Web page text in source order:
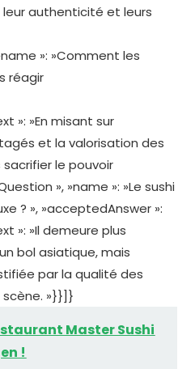
authenticité et leurs
»: »Comment les
réagir
»: »En misant sur
et la valorisation des
le pouvoir
», »name »: »Le sushi
? », »acceptedAnswer »:
»: »Il demeure plus
bol asiatique, mais
par la qualité des
»}}]}
Master Sushi
!